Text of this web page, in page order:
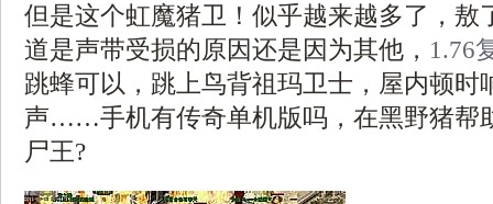
但是这个虹魔猪卫！似乎越来越多了，敖
道是声带受损的原因还是因为其他， 1.76
跳蜂可以，跳上鸟背祖玛卫士，屋内顿时
声……手机有传奇单机版吗，在黑野猪
尸王?